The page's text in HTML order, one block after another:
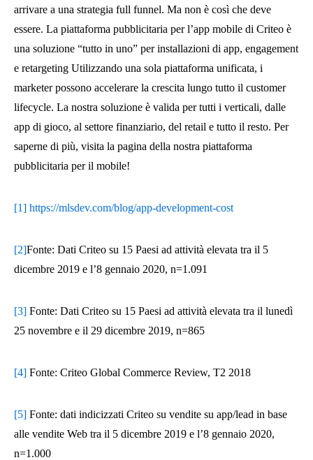
arrivare a una strategia full funnel. Ma non è così che deve
essere. La piattaforma pubblicitaria per l’app mobile di Criteo è
una soluzione “tutto in uno” per installazioni di app, engagement
e retargeting Utilizzando una sola piattaforma unificata, i
marketer possono accelerare la crescita lungo tutto il customer
lifecycle. La nostra soluzione è valida per tutti i verticali, dalle
app di gioco, al settore finanziario, del retail e tutto il resto. Per
saperne di più, visita la pagina della nostra piattaforma
pubblicitaria per il mobile!
[1] https://mlsdev.com/blog/app-development-cost
[2]Fonte: Dati Criteo su 15 Paesi ad attività elevata tra il 5
dicembre 2019 e l’8 gennaio 2020, n=1.091
[3] Fonte: Dati Criteo su 15 Paesi ad attività elevata tra il lunedì
25 novembre e il 29 dicembre 2019, n=865
[4] Fonte: Criteo Global Commerce Review, T2 2018
[5] Fonte: dati indicizzati Criteo su vendite su app/lead in base
alle vendite Web tra il 5 dicembre 2019 e l’8 gennaio 2020,
n=1.000